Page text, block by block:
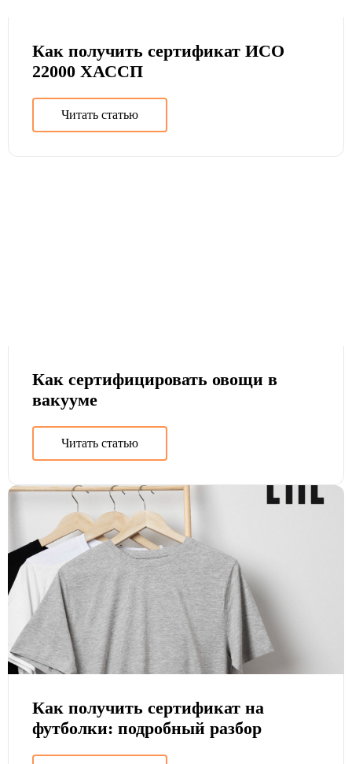
Как получить сертификат ИСО
22000 ХАССП
Читать статью
Как сертифицировать овощи в
вакууме
Читать статью
Как получить сертификат на
футболки: подробный разбор